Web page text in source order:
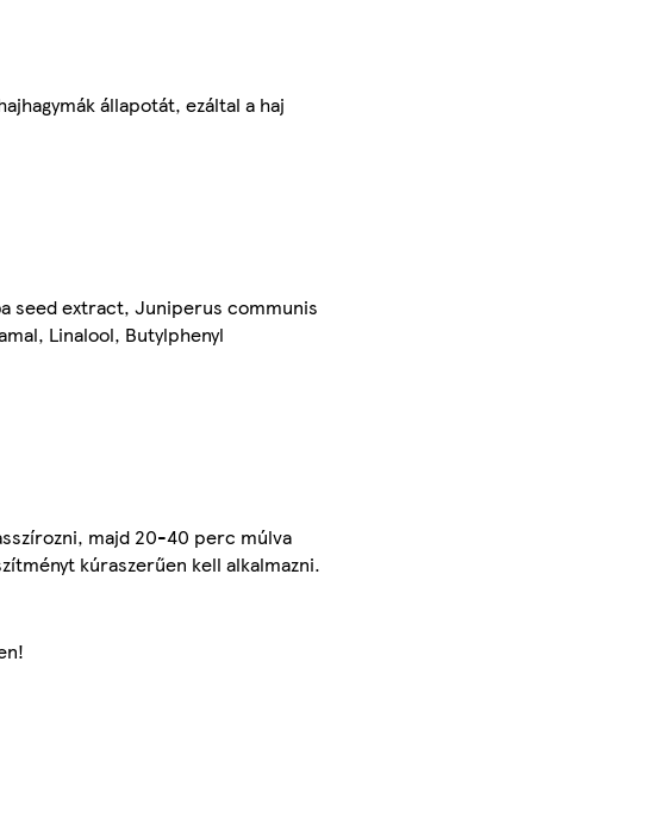
állapotát, ezáltal a haj
seed extract, Juniperus communis
Linalool, Butylphenyl
majd 20-40 perc múlva
kúraszerűen kell alkalmazni.